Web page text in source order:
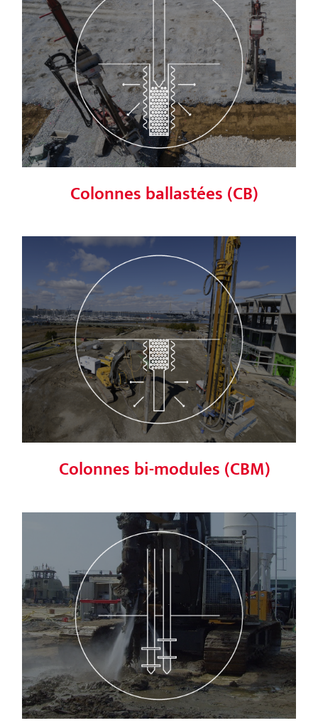
Colonnes ballastées (CB)
Colonnes ballastées (CB)
Colonnes bi-modules (CBM)
Colonnes bi-modules (CBM)
Soil Mixing